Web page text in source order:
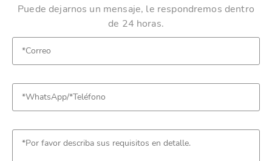
Puede dejarnos un mensaje, le respondremos dentro
de 24 horas.